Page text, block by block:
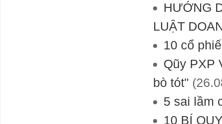
HƯỚNG
LUẬT
10 cổ
Qũy PXP
bò tót"
5 sai lầm
10 BÍ